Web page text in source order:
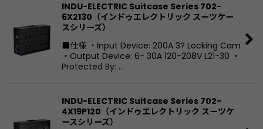
INDU-ELECTRIC Suitcase Series 702-
6X2130（インドゥエレクトリック スーツケー
スシリーズ）
■仕様 ・Input Device: 200A 3? Locking Cam
・Output Device: 6- 30A 120-208V L21-30 ・
Protected By: …
INDU-ELECTRIC Suitcase Series 702-
4X19P120（インドゥエレクトリック スーツケ
ースシリーズ）